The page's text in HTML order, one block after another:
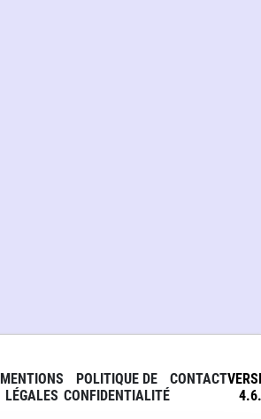
MENTIONS
LÉGALES
POLITIQUE DE
CONFIDENTIALITÉ
CONTACT